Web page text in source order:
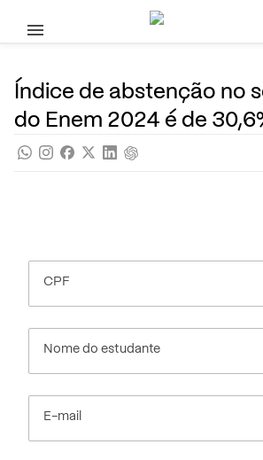
Pular para o conteúdo principal
Índice de abstenção no
do Enem 2024 é de
CPF
Nome do estudante
E-mail